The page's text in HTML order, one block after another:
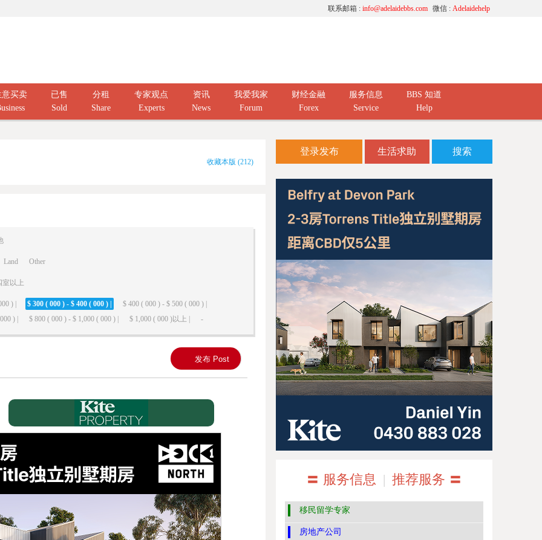
微信 : Adelaidehelp
联系邮箱 : info@adelaidebbs.com
意买卖
已售
Sold
分租
Share
专家观点
Experts
资讯
News
我爱我家
Forum
财经金融
Forex
服务信息
Service
BBS 知道
Help
收藏本版 (212)
Land Other
室以上
) | $ 300 ( 000 ) - $ 400 ( 000 ) |
$ 400 ( 000 ) - $ 500 ( 000 ) |
) |
$ 800 ( 000 ) - $ 1,000 ( 000 ) | $ 1,000 ( 000 )以上 | -
发布 Post
登录发布 生活求助 搜索
〓 服务信息 | 推荐服务 〓
移民留学专家
房地产公司